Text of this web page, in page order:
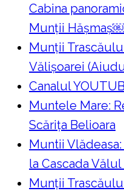
Cabina
Munții Hășmaș￼
Munții
Vălișoarei
Canalul
Muntele Mare:
Scăriţa Belioara
Muntii
la Cascada
Munții